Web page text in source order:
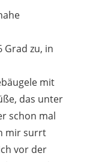
zu, in
mit
das unter
schon mal
mir surrt
vor der